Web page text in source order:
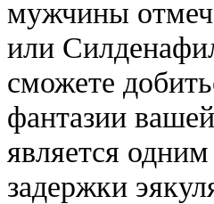
мужчины
или
сможете
фантазии
является
задержки